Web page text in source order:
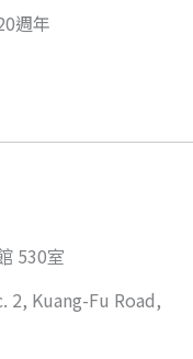
週年
530室
2, Kuang-Fu Road,